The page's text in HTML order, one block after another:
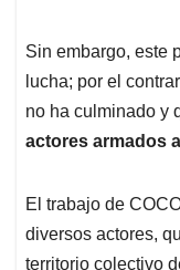
Sin embargo, este
lucha; por el
no ha culminado y
actores armados
El trabajo de
diversos actores,
territorio colectivo